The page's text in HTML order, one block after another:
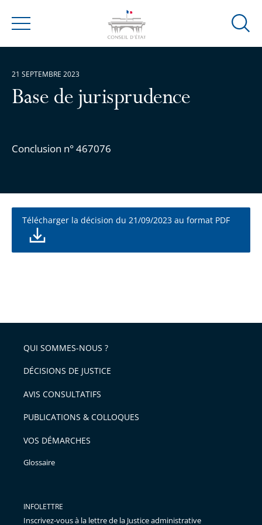
Menu
Ouvrir
Base de jurisprudence
Conclusion n° 467076
21 SEPTEMBRE 2023
Télécharger la décision du 21/09/2023 au format PDF
QUI SOMMES-NOUS ?
DÉCISIONS DE JUSTICE
AVIS CONSULTATIFS
PUBLICATIONS & COLLOQUES
VOS DÉMARCHES
Glossaire
INFOLETTRE
Inscrivez-vous à la lettre de la Justice administrative